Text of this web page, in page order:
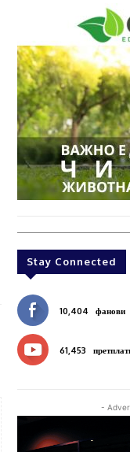
Stay Connected
10,404 фанови
61,453
-